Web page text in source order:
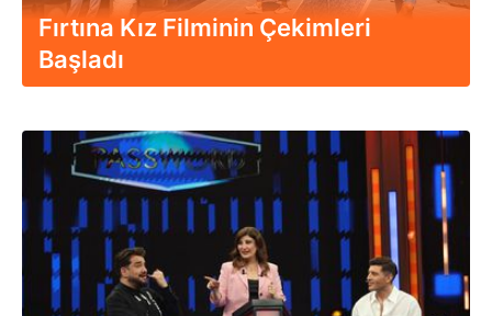
Fırtına Kız Filminin Çekimleri
Başladı
22.07.2025